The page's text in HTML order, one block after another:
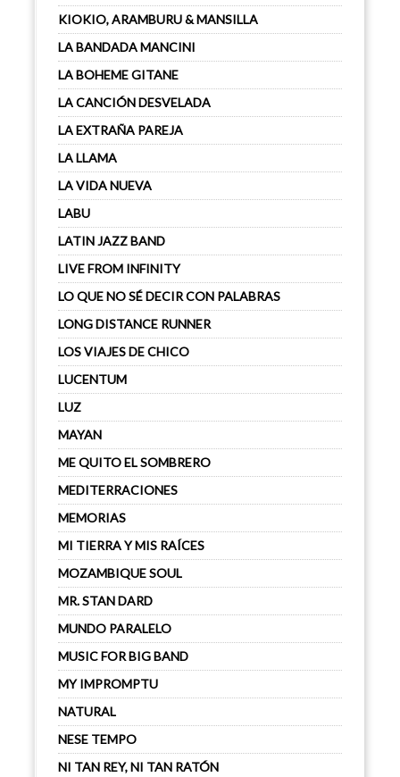
KIOKIO, ARAMBURU & MANSILLA
LA BANDADA MANCINI
LA BOHEME GITANE
LA CANCIÓN DESVELADA
LA EXTRAÑA PAREJA
LA LLAMA
LA VIDA NUEVA
LABU
LATIN JAZZ BAND
LIVE FROM INFINITY
LO QUE NO SÉ DECIR CON PALABRAS
LONG DISTANCE RUNNER
LOS VIAJES DE CHICO
LUCENTUM
LUZ
MAYAN
ME QUITO EL SOMBRERO
MEDITERRACIONES
MEMORIAS
MI TIERRA Y MIS RAÍCES
MOZAMBIQUE SOUL
MR. STAN DARD
MUNDO PARALELO
MUSIC FOR BIG BAND
MY IMPROMPTU
NATURAL
NESE TEMPO
NI TAN REY, NI TAN RATÓN